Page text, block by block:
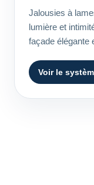
Jalousies à
lumière et
façade élégante
Voir le